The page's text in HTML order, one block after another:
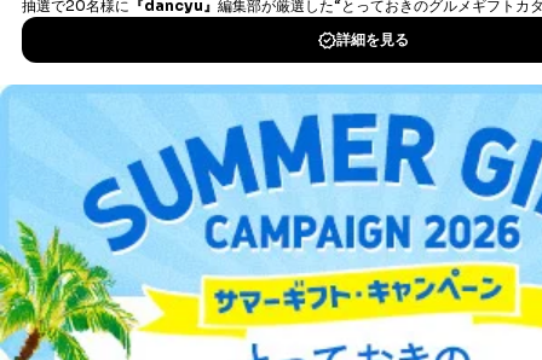
個人情報
に関するご案内のため
SNS公式アカウン
当社のサービス利用状況の把握お
お問い合わせ対応、トラブル対
質向上のため
その他当社のプライバシーポリシ
ー等にて公表する利用目的達成の
ため
※上記の利用目的のうちNo.1～5については保有個人デ
ータ（開示対象個人情報）の利用目的であり、下記4.の
開示等のご請求に対応させていただきます。
なお、6、7については、パートナー（提携企業）様又は
各SNS運営会社様にご請求いただきますようお願い致し
ます。
DOWNLOAD FOR IOS
DOWNLOAD FOR ANDROID
ご利用方法はこちら
総合案内
アフィリエイト 採用情報